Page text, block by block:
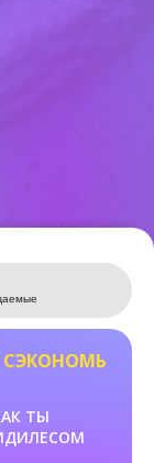
Leaflet
СЭКОНОМЬ
ТЫ